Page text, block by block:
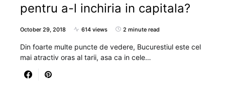
pentru a-l inchiria in capitala?
October 29, 2018 614 views 2 minute read
Din foarte multe puncte de vedere, Bucurestiul este cel
mai atractiv oras al tarii, asa ca in cele…